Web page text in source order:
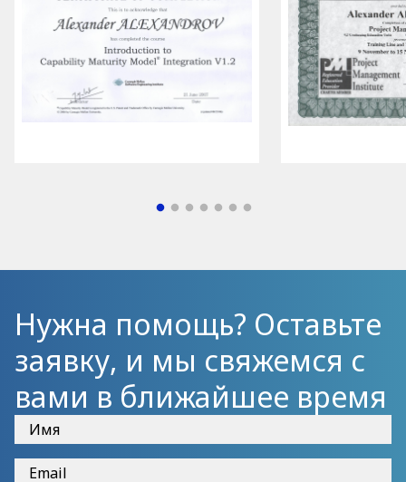
Нужна помощь? Оставьте
заявку, и мы свяжемся с
вами в ближайшее время